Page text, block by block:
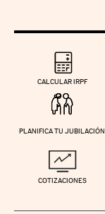
CALCULAR IRPF
PLANIFICA TU JUBILACIÓN
COTIZACIONES